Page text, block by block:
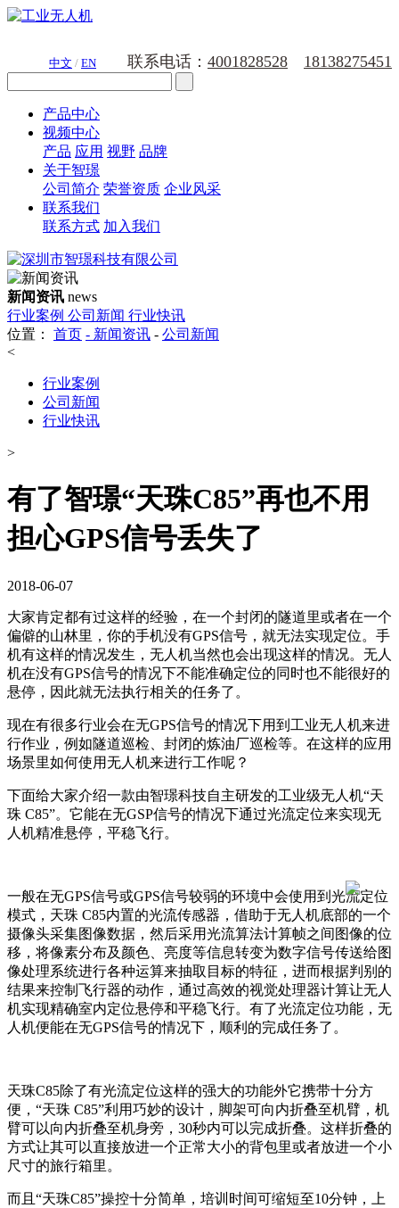
中文 / EN 联系电话： 4001828528 18138275451
产品中心
视频中心
产品 应用 视野 品牌
关于智璟
公司简介 荣誉资质 企业风采
联系我们
联系方式 加入我们
新闻资讯 news
行业案例 公司新闻 行业快讯
位置：
首页 - 新闻资讯 - 公司新闻
<
行业案例
公司新闻
行业快讯
>
有了智璟“天珠C85”再也不用
担心GPS信号丢失了
2018-06-07
大家肯定都有过这样的经验，在一个封闭的隧道里或者在一个
偏僻的山林里，你的手机没有GPS信号，就无法实现定位。手
机有这样的情况发生，无人机当然也会出现这样的情况。无人
机在没有GPS信号的情况下不能准确定位的同时也不能很好的
悬停，因此就无法执行相关的任务了。
现在有很多行业会在无GPS信号的情况下用到工业无人机来进
行作业，例如隧道巡检、封闭的炼油厂巡检等。在这样的应用
场景里如何使用无人机来进行工作呢？
下面给大家介绍一款由智璟科技自主研发的工业级无人机“天
珠 C85”。它能在无GSP信号的情况下通过光流定位来实现无
人机精准悬停，平稳飞行。
一般在无GPS信号或GPS信号较弱的环境中会使用到光流定位
模式，天珠 C85内置的光流传感器，借助于无人机底部的一个
摄像头采集图像数据，然后采用光流算法计算帧之间图像的位
移，将像素分布及颜色、亮度等信息转变为数字信号传送给图
像处理系统进行各种运算来抽取目标的特征，进而根据判别的
结果来控制飞行器的动作，通过高效的视觉处理器计算让无人
机实现精确室内定位悬停和平稳飞行。有了光流定位功能，无
人机便能在无GPS信号的情况下，顺利的完成任务了。
天珠C85除了有光流定位这样的强大的功能外它携带十分方
便，“天珠 C85”利用巧妙的设计，脚架可向内折叠至机臂，机
臂可以向内折叠至机身旁，30秒内可以完成折叠。这样折叠的
方式让其可以直接放进一个正常大小的背包里或者放进一个小
尺寸的旅行箱里。
而且“天珠C85”操控十分简单，培训时间可缩短至10分钟，上